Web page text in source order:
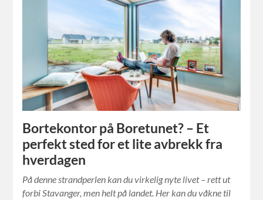
Bortekontor på Boretunet? – Et
perfekt sted for et lite avbrekk fra
hverdagen
På denne strandperlen kan du virkelig nyte livet – rett ut
forbi Stavanger, men helt på landet. Her kan du våkne til